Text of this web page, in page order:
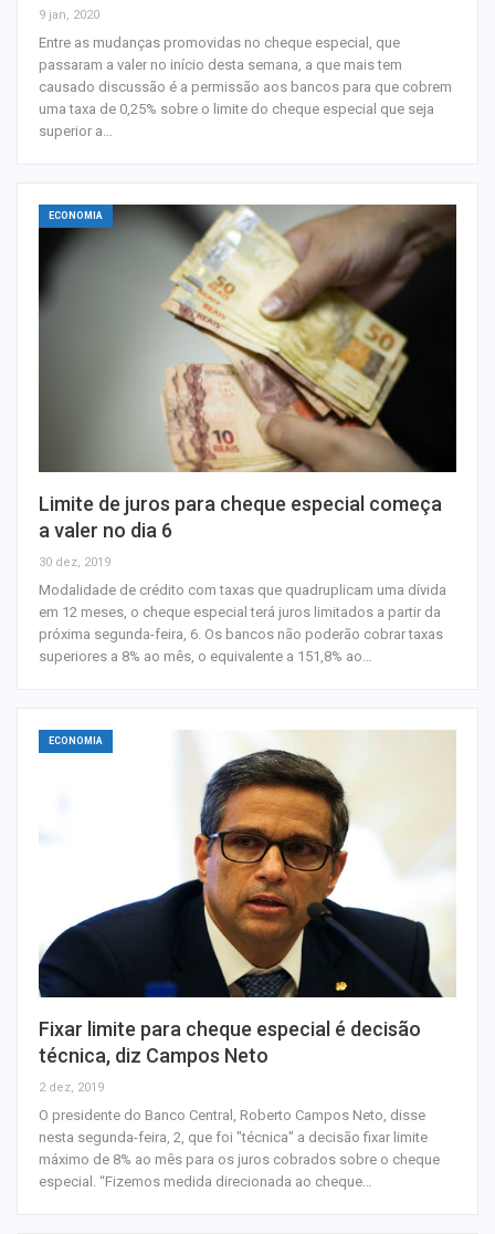
9 jan, 2020
Entre as mudanças promovidas no cheque especial, que
passaram a valer no início desta semana, a que mais tem
causado discussão é a permissão aos bancos para que cobrem
uma taxa de 0,25% sobre o limite do cheque especial que seja
superior a…
ECONOMIA
Limite de juros para cheque especial começa
a valer no dia 6
30 dez, 2019
Modalidade de crédito com taxas que quadruplicam uma dívida
em 12 meses, o cheque especial terá juros limitados a partir da
próxima segunda-feira, 6. Os bancos não poderão cobrar taxas
superiores a 8% ao mês, o equivalente a 151,8% ao…
ECONOMIA
Fixar limite para cheque especial é decisão
técnica, diz Campos Neto
2 dez, 2019
O presidente do Banco Central, Roberto Campos Neto, disse
nesta segunda-feira, 2, que foi "técnica" a decisão fixar limite
máximo de 8% ao mês para os juros cobrados sobre o cheque
especial. “Fizemos medida direcionada ao cheque…